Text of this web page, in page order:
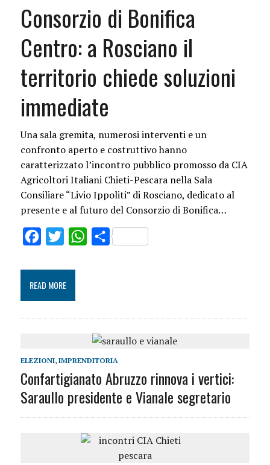
Consorzio di Bonifica
Centro: a Rosciano il
territorio chiede soluzioni
immediate
Una sala gremita, numerosi interventi e un
confronto aperto e costruttivo hanno
caratterizzato l’incontro pubblico promosso da CIA
Agricoltori Italiani Chieti-Pescara nella Sala
Consiliare “Livio Ippoliti” di Rosciano, dedicato al
presente e al futuro del Consorzio di Bonifica…
FacebookTwitterWhatsApp
Share
READ MORE
ELEZIONI, IMPRENDITORIA
Confartigianato Abruzzo rinnova i vertici:
Saraullo presidente e Vianale segretario